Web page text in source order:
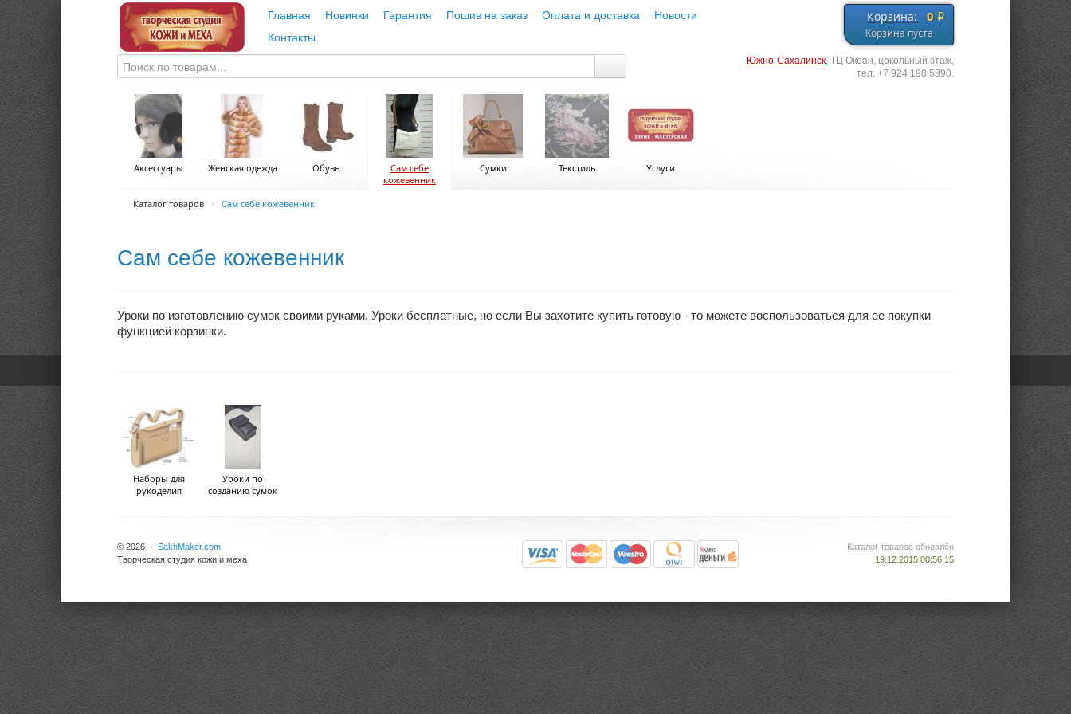
Главная Новинки Гарантия Пошив на заказ Оплата и доставка
Новости
Контакты
Корзина: 0 q
Корзина пуста
Южно-Сахалинск, ТЦ Океан, цокольный этаж,
тел. +7 924 198 5890.
Аксессуары Женская одежда Обувь
Сам себе
кожевенник
Сумки Текстиль Услуги
Каталог товаров > Сам себе кожевенник
Сам себе кожевенник
Уроки по изготовлению сумок своими руками. Уроки бесплатные, но если Вы захотите купить готовую - то можете воспользоваться для ее покупки
функцией корзинки.
Наборы для
рукоделия
Уроки по
созданию сумок
© 2026 · SakhMaker.com
Творческая студия кожи и меха
Каталог товаров обновлён
19.12.2015 00:56:15